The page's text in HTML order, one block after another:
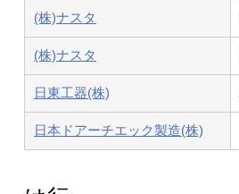
(株)ナスタ
(株)ナスタ
日東工器(株)
日本ドアーチエック製造(株)